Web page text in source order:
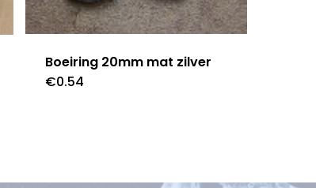
Boeiring 20mm mat zilver
€0.54